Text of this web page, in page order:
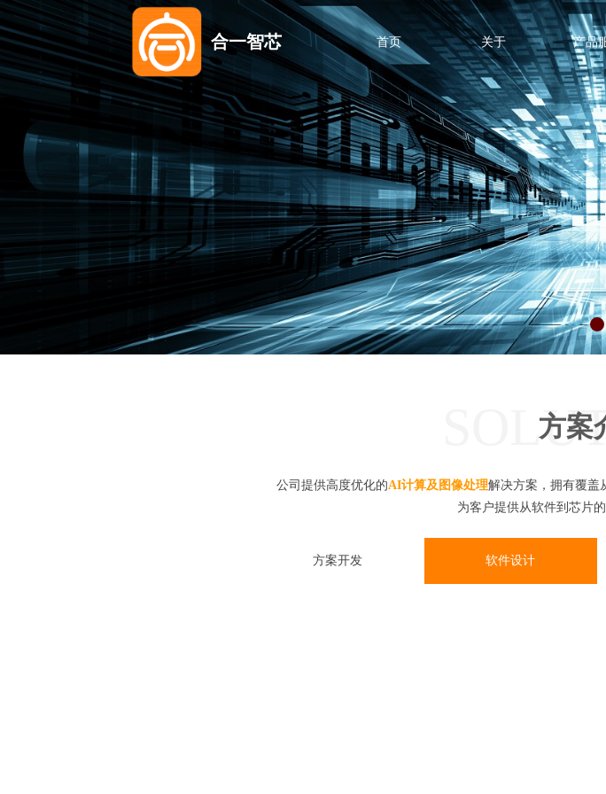
首页 关于 产品
合一智芯
方案
公司提供高度优化的AI计算及图像处理解决方案，拥有覆盖
为客户提供从软件到芯片
方案开发 软件设计